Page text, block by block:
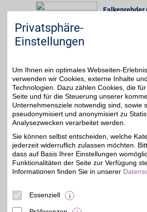
5%
Falkenrehder
38,2 km
5%
Schachtschneider
Glindower
22-23
14542
Werder
Auf Karte
Zum
43,6 km
Schachtschneider
Privatsphäre-
Einstellungen
Um Ihnen ein optimales Webseiten-
verwenden wir Cookies, externe Inhalte
Technologien. Dazu zählen Cookies, die
Seite und für die Steuerung unserer
Unternehmensziele notwendig sind, sowie
pseudonymisiert und anonymisiert zu
Analysezwecken verarbeitet werden.
Sie können selbst entscheiden, welche
jederzeit widerruflich zulassen möchten.
dass auf Basis Ihrer Einstellungen
Funktionalitäten der Seite zur Verfügung
Informationen finden Sie in unserer
Essenziell